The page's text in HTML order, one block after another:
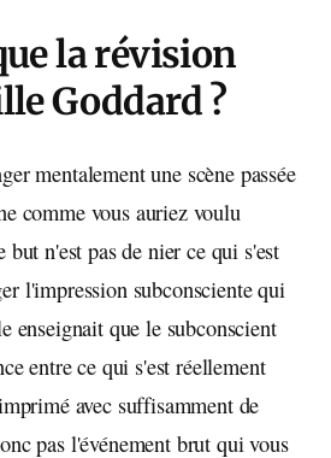
la révision
Goddard ?
mentalement une scène passée
comme vous auriez voulu
n'est pas de nier ce qui s'est
l'impression subconsciente qui
enseignait que le subconscient
entre ce qui s'est réellement
avec suffisamment de
pas l'événement brut qui vous